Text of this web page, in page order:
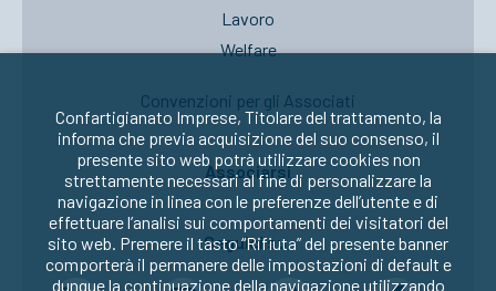
Lavoro
Welfare
Convenzioni per gli Associati
Associarsi
Seguici su:
Confartigianato Imprese, Titolare del trattamento, la
informa che previa acquisizione del suo consenso, il
presente sito web potrà utilizzare cookies non
strettamente necessari al fine di personalizzare la
navigazione in linea con le preferenze dell’utente e di
effettuare l’analisi sui comportamenti dei visitatori del
sito web. Premere il tasto “Rifiuta” del presente banner
comporterà il permanere delle impostazioni di default e
dunque la continuazione della navigazione utilizzando